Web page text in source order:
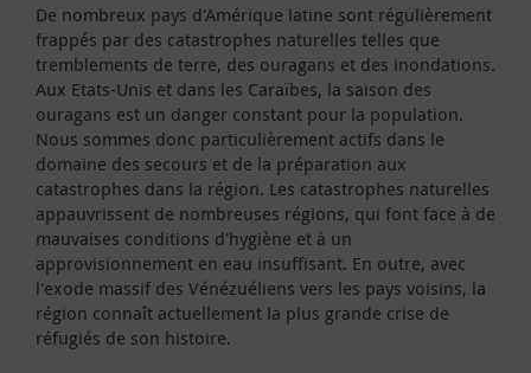
De nombreux pays d'Amérique latine sont régulièrement
frappés par des catastrophes naturelles telles que
tremblements de terre, des ouragans et des inondations.
Aux Etats-Unis et dans les Caraïbes, la saison des
ouragans est un danger constant pour la population.
Nous sommes donc particulièrement actifs dans le
domaine des secours et de la préparation aux
catastrophes dans la région. Les catastrophes naturelles
appauvrissent de nombreuses régions, qui font face à de
mauvaises conditions d'hygiène et à un
approvisionnement en eau insuffisant. En outre, avec
l'exode massif des Vénézuéliens vers les pays voisins, la
région connaît actuellement la plus grande crise de
réfugiés de son histoire.